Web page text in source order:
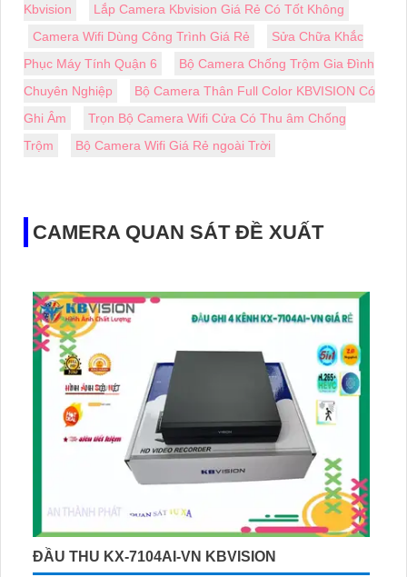
Kbvision
Lắp Camera Kbvision Giá Rẻ Có Tốt Không
Camera Wifi Dùng Công Trình Giá Rẻ
Sửa Chữa Khắc
Phục Máy Tính Quận 6
Bộ Camera Chống Trộm Gia Đình
Chuyên Nghiệp
Bộ Camera Thân Full Color KBVISION Có
Ghi Âm
Trọn Bộ Camera Wifi Cửa Có Thu âm Chống
Trộm
Bộ Camera Wifi Giá Rẻ ngoài Trời
CAMERA QUAN SÁT ĐỀ XUẤT
ĐẦU THU KX-7104AI-VN KBVISION